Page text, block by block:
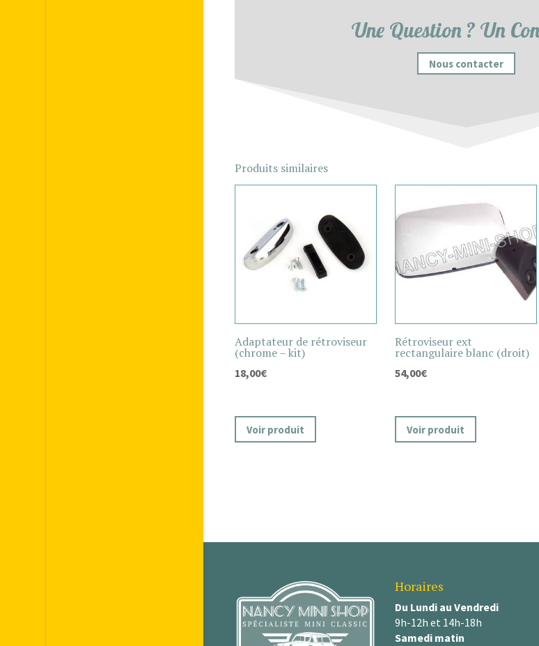
Une Question ? Un
Nous contacter
Produits similaires
Adaptateur de rétroviseur
(chrome – kit)
18,00€
Voir produit
Rétroviseur ext
rectangulaire blanc (droit)
54,00€
Voir produit
Horaires
Du Lundi au Vendredi
9h-12h et 14h-18h
Samedi matin